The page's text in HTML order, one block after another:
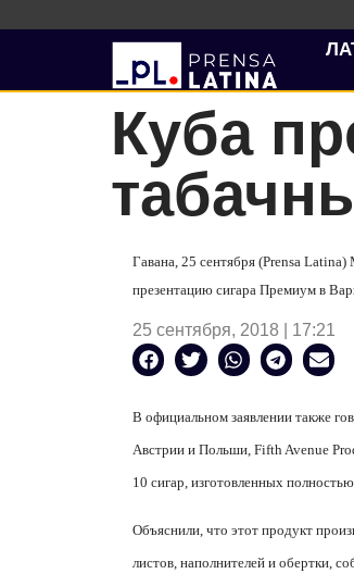
Куба
Гавана, 25 сентября (Prensa
презентацию сигара Премиум в
25 сентября, 2018 | 17:21
В официальном заявлении также
Австрии и Польши, Fifth Avenue
10 сигар, изготовленных
Объяснили, что этот продукт
листов, наполнителей и обертки,